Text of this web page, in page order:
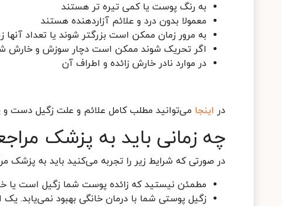
به رنگ پوست یا کمی تیره تر هستند
معمولا بدون درد و علائم آزاردهنده هستند
به مرور زمان ممکن است بزرگتر شوند یا تعداد آنها
اگر تحریک شوند ممکن است دچار سوزش و خارش
در موارد نادر خارش زائده و اطراف آن
در اینجا می‌توانید مطلب کامل علائم و علت زگیل دست
چه زمانی باید به پزشک
در صورتی که شرایط زیر را تجربه می‌کنید باید به پزشک
مطمئن نیستید که زائده پوست شما زگیل است یا
زگیل پوستی شما با درمان خانگی بهبود نمی‌یابد. یک